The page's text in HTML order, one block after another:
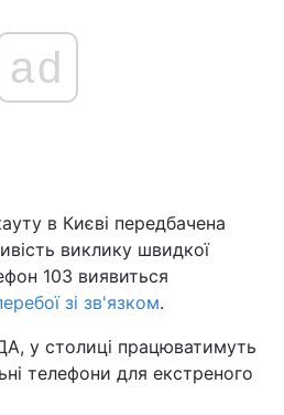
ad
в Києві передбачена
виклику швидкої
103 виявиться
зі зв'язком.
у столиці працюватимуть
телефони для екстреного